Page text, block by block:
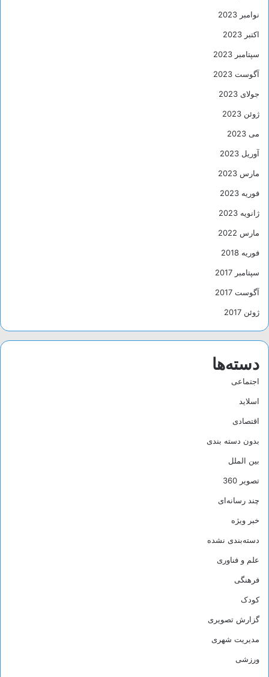
نوامبر 2023
اکتبر 2023
سپتامبر 2023
آگوست 2023
جولای 2023
ژوئن 2023
می 2023
آوریل 2023
مارس 2023
فوریه 2023
ژانویه 2023
مارس 2022
فوریه 2018
سپتامبر 2017
آگوست 2017
ژوئن 2017
دسته‌ها
اجتماعی
اسلاید
اقتصادی
بدون دسته بندی
بین الملل
تصویر 360
چند رسانه‌ای
خبر ویژه
دسته‌بندی نشده
علم و فناوری
فرهنگی
کودک
گزارش تصویری
مدیریت شهری
ورزشی